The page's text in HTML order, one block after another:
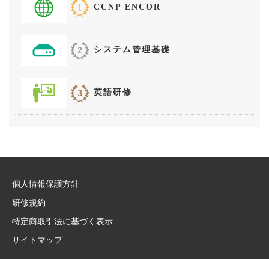
CCNP ENCOR
システム管理基礎
英語研修
個人情報保護方針
研修規約
特定商取引法に基づく表示
サイトマップ